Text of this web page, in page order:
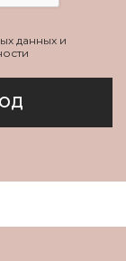
данных и
КОД